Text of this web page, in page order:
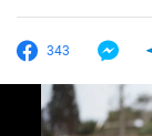
343